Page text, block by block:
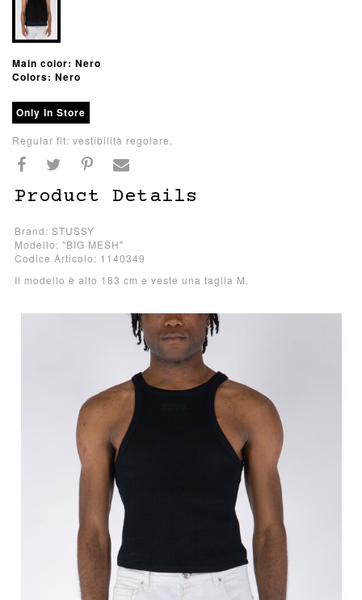
Main color: Nero
Colors: Nero
Only In Store
Regular fit: vestibilità regolare.
Product Details
Brand: STUSSY
Modello: "BIG MESH"
Codice Articolo: 1140349
Il modello è alto 183 cm e veste una taglia M.